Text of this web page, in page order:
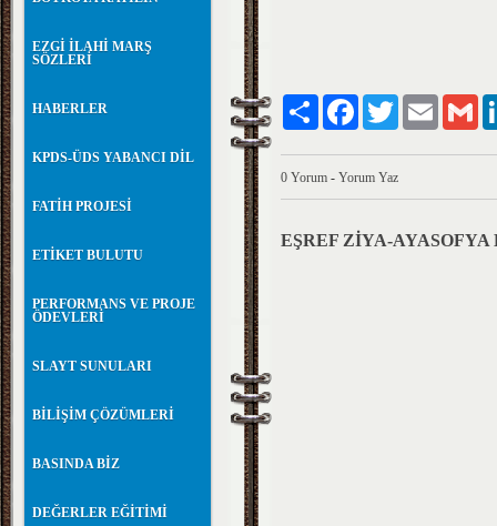
EZGİ İLAHİ MARŞ
SÖZLERİ
HABERLER
KPDS-ÜDS YABANCI DİL
FATİH PROJESİ
ETİKET BULUTU
PERFORMANS VE PROJE
ÖDEVLERİ
SLAYT SUNULARI
BİLİŞİM ÇÖZÜMLERİ
BASINDA BİZ
DEĞERLER EĞİTİMİ
Paylaş FacebookTwitter Email
0 Yorum - Yorum Yaz
EŞREF ZİYA-AYASOFYA